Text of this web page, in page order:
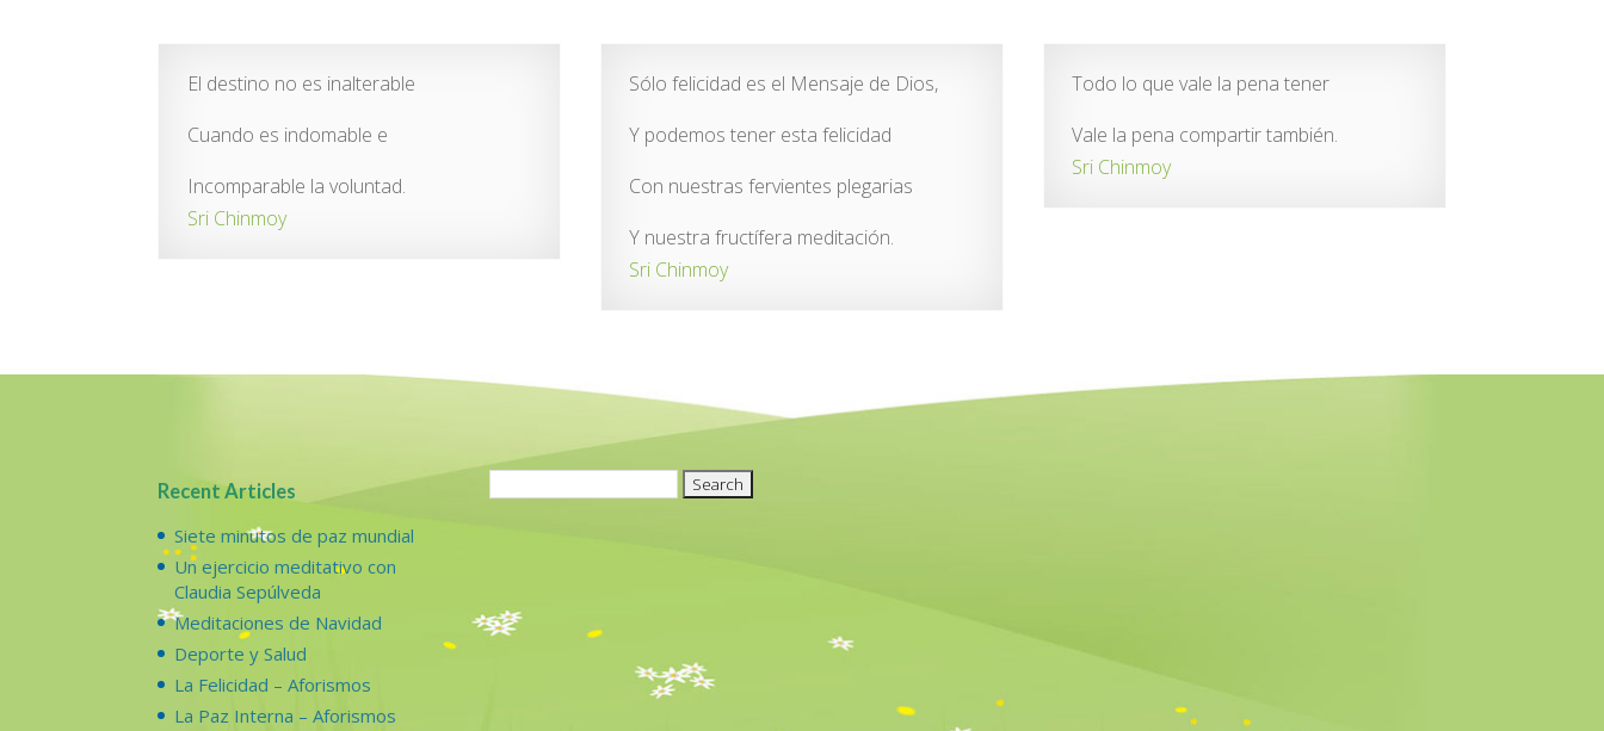
El destino no es inalterable
Cuando es indomable e
Incomparable la voluntad.
Sri Chinmoy
Sólo felicidad es el Mensaje de Dios,
Y podemos tener esta felicidad
Con nuestras fervientes plegarias
Y nuestra fructífera meditación.
Sri Chinmoy
Todo lo que vale la pena tener
Vale la pena compartir también.
Sri Chinmoy
Recent Articles
Siete minutos de paz mundial
Un ejercicio meditativo con
Claudia Sepúlveda
Meditaciones de Navidad
Deporte y Salud
La Felicidad – Aforismos
La Paz Interna – Aforismos